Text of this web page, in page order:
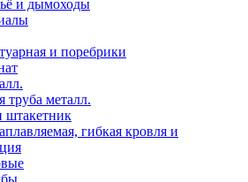
и дымоходы
и поребрики
труба металл.
штакетник
гибкая кровля и